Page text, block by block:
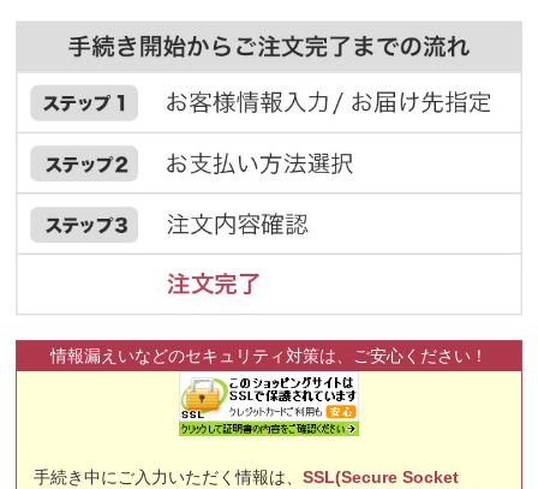
情報漏えいなどのセキュリティ対策は、ご安心ください！
手続き中にご入力いただく情報は、SSL(Secure Socket